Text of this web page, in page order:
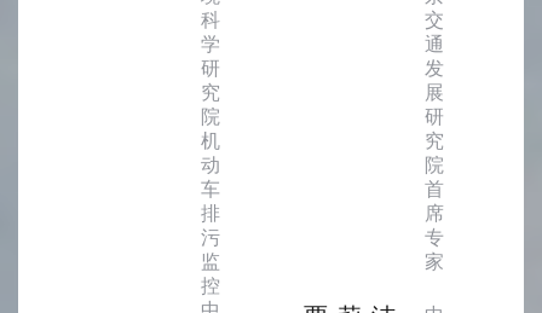
科
学
研
究
院
机
动
车
排
污
监
控
交
通
发
展
研
究
院
首
席
专
家